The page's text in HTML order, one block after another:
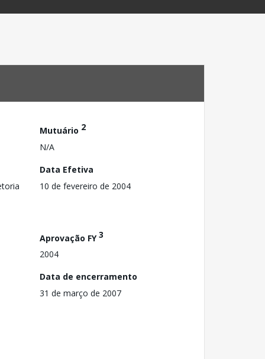
Mutuário 2
N/A
Data Efetiva
10 de fevereiro de 2004
Aprovação FY3
2004
Data de encerramento
31 de março de 2007